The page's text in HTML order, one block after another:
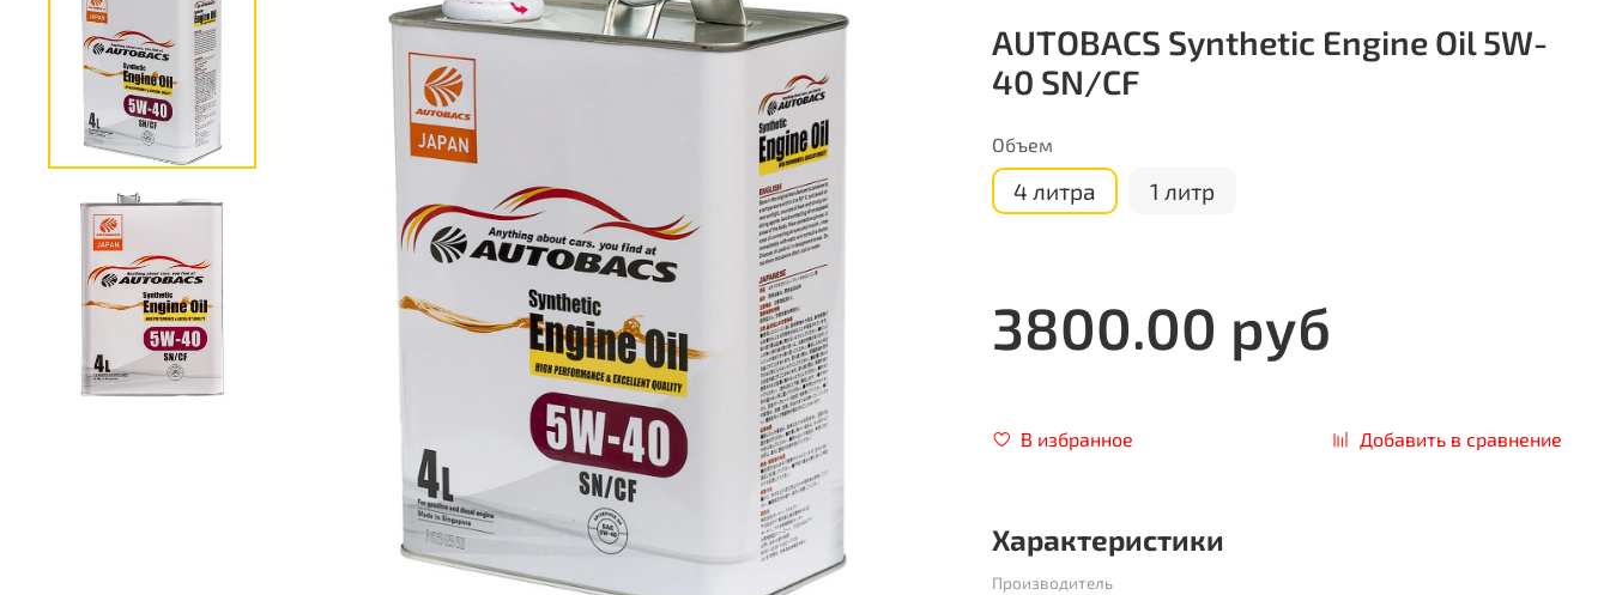
AUTOBACS Synthetic Engine Oil 5W-
40 SN/CF
Объем
4 литра 1 литр
3800.00 руб
В избранное Добавить в сравнение
Характеристики
Производитель